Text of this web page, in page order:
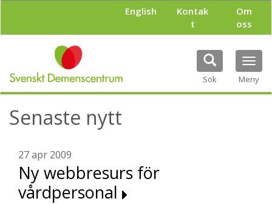
l
English
Kontak
t
Om
oss
Sök Meny
Senaste nytt
27 apr 2009
Ny webbresurs för
vårdpersonal